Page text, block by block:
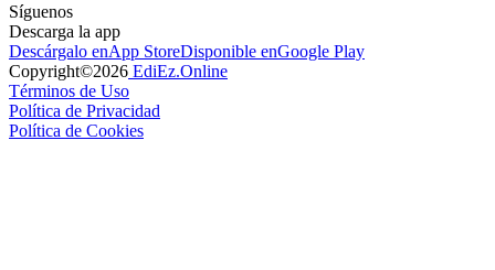
Síguenos
Descarga la app
Descárgalo enApp StoreDisponible enGoogle Play
Copyright©2026 EdiEz.Online
Términos de Uso
Política de Privacidad
Política de Cookies